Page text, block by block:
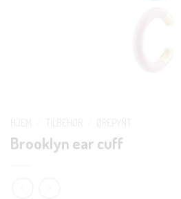
Brooklyn ear cuff